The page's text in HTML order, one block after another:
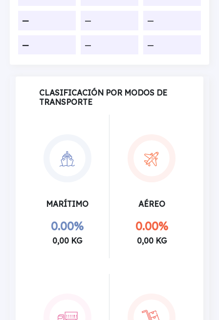
— — —
— — —
CLASIFICACIÓN POR MODOS DE
TRANSPORTE
MARÍTIMO
0.00%
0,00 KG
AÉREO
0.00%
0,00 KG